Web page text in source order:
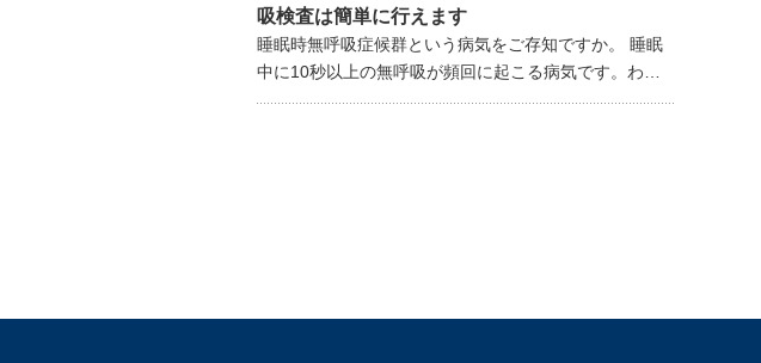
吸検査は簡単に行えます
睡眠時無呼吸症候群という病気をご存知ですか。 睡眠
中に10秒以上の無呼吸が頻回に起こる病気です。わ…